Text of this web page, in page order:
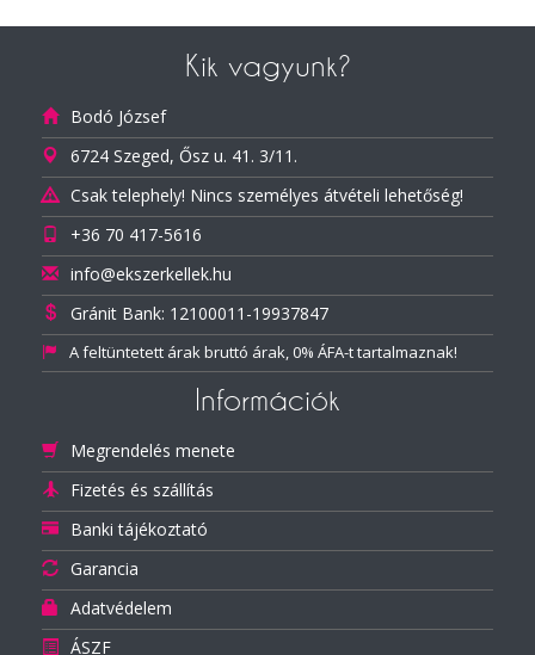
Kik vagyunk?
Bodó József
6724 Szeged, Ősz u. 41. 3/11.
Csak telephely! Nincs személyes átvételi lehetőség!
+36 70 417-5616
info@ekszerkellek.hu
Gránit Bank: 12100011-19937847
A feltüntetett árak bruttó árak, 0% ÁFA-t tartalmaznak!
Információk
Megrendelés menete
Fizetés és szállítás
Banki tájékoztató
Garancia
Adatvédelem
ÁSZF